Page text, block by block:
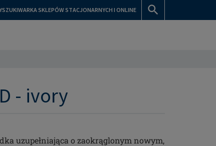
SKLEPÓW STACJONARNYCH I ONLINE
- ivory
uzupełniająca o zaokrąglonym nowym,